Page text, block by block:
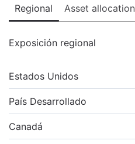
Regional Asset allocation
Exposición regional
Estados Unidos
País Desarrollado
Canadá